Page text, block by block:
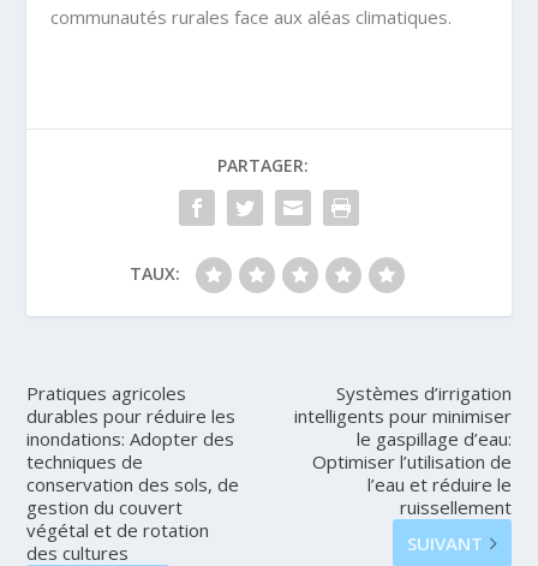
communautés rurales face aux aléas climatiques.
PARTAGER:
TAUX:
Pratiques agricoles
durables pour réduire les
inondations: Adopter des
techniques de
conservation des sols, de
gestion du couvert
végétal et de rotation
des cultures
Systèmes d’irrigation
intelligents pour minimiser
le gaspillage d’eau:
Optimiser l’utilisation de
l’eau et réduire le
ruissellement
SUIVANT